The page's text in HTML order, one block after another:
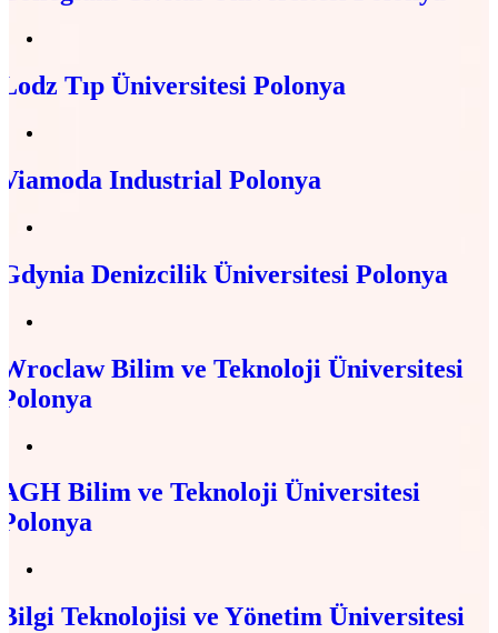
Lodz Tıp Üniversitesi Polonya
Viamoda Industrial Polonya
Gdynia Denizcilik Üniversitesi Polonya
Wroclaw Bilim ve Teknoloji Üniversitesi
Polonya
AGH Bilim ve Teknoloji Üniversitesi
Polonya
Bilgi Teknolojisi ve Yönetim Üniversitesi